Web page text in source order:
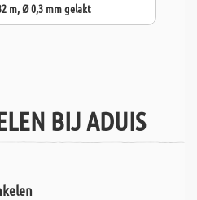
m, Ø 0,3 mm gelakt
BIJ ADUIS